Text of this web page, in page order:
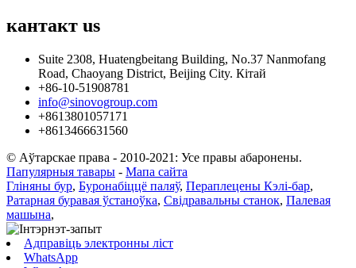
кантакт us
Suite 2308, Huatengbeitang Building, No.37 Nanmofang
Road, Chaoyang District, Beijing City. Кітай
+86-10-51908781
info@sinovogroup.com
+8613801057171
+8613466631560
© Аўтарскае права - 2010-2021: Усе правы абаронены.
Папулярныя тавары - Мапа сайта
Гліняны бур, Буронабіццё паляў, Пераплецены Кэлі-бар,
Ратарная буравая ўстаноўка, Свідравальны станок, Палевая
машына,
Адправіць электронны ліст
WhatsApp